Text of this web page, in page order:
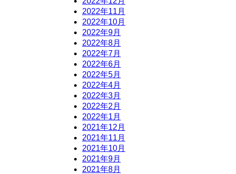
2022年11月
2022年10月
2022年9月
2022年8月
2022年7月
2022年6月
2022年5月
2022年4月
2022年3月
2022年2月
2022年1月
2021年12月
2021年11月
2021年10月
2021年9月
2021年8月